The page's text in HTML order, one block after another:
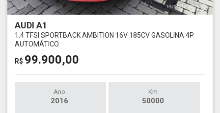
AUDI A1
1.4 TFSI SPORTBACK AMBITION 16V 185CV GASOLINA 4P
AUTOMÁTICO
R$ 99.900,00
Ano
2016
Km
50000